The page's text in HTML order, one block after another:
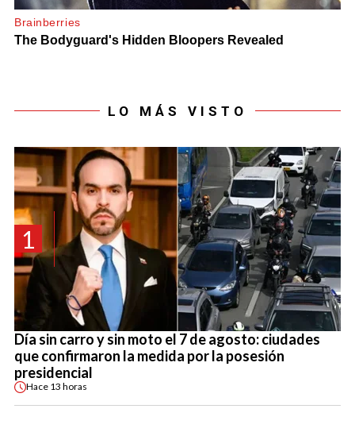
LO MÁS VISTO
1
Día sin carro y sin moto el 7 de agosto: ciudades
que confirmaron la medida por la posesión
presidencial
Hace 13 horas